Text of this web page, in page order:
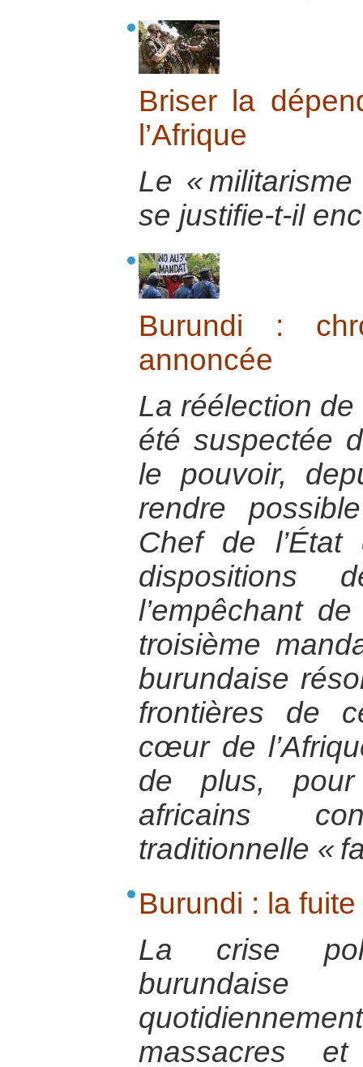
Briser la
l’Afrique
Le «
se justifie-t-il
Burundi :
annoncée
La réélection
été suspectée
le pouvoir,
rendre
Chef de
dispositions
l’empêchant
troisième
burundaise
frontières de
cœur de
de plus,
africains
traditionnelle «
Burundi : la
La crise
massacres et